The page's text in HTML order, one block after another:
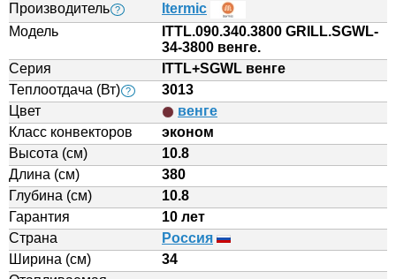
Производитель ?
Itermic
Модель
ITTL.090.340.3800 GRILL.SGWL-
34-3800 венге.
Серия
ITTL+SGWL венге
Теплоотдача (Вт) ?
3013
Цвет
венге
Класс конвекторов
эконом
Высота (см)
10.8
Длина (см)
380
Глубина (см)
10.8
Гарантия
10 лет
Страна
Россия
Ширина (см)
34